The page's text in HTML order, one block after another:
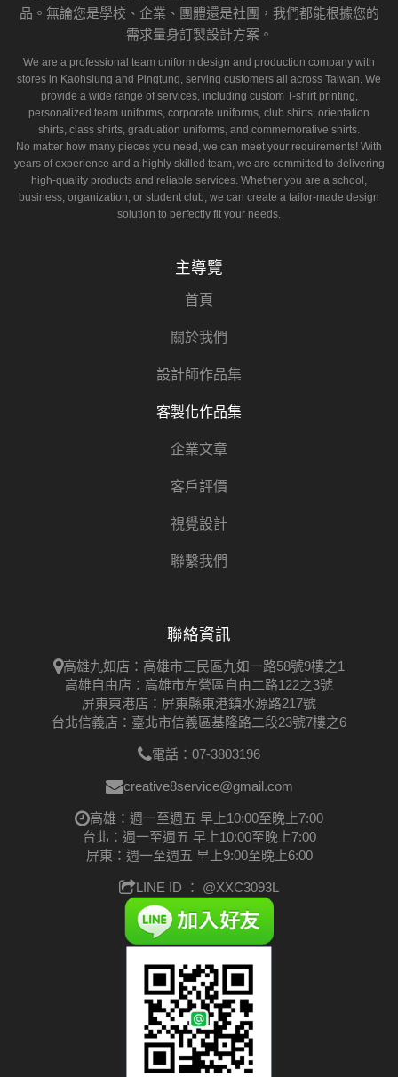
品。無論您是學校、企業、團體還是社團，我們都能根據您的
需求量身訂製設計方案。
We are a professional team uniform design and production company with
stores in Kaohsiung and Pingtung, serving customers all across Taiwan. We
provide a wide range of services, including custom T-shirt printing,
personalized team uniforms, corporate uniforms, club shirts, orientation
shirts, class shirts, graduation uniforms, and commemorative shirts.
No matter how many pieces you need, we can meet your requirements! With
years of experience and a highly skilled team, we are committed to delivering
high-quality products and reliable services. Whether you are a school,
business, organization, or student club, we can create a tailor-made design
solution to perfectly fit your needs.
主導覽
首頁
關於我們
設計師作品集
客製化作品集
企業文章
客戶評價
視覺設計
聯繫我們
聯絡資訊
高雄九如店：高雄市三民區九如一路58號9樓之1
高雄自由店：高雄市左營區自由二路122之3號
屏東東港店：屏東縣東港鎮水源路217號
台北信義店：臺北市信義區基隆路二段23號7樓之6
電話：07-3803196
creative8service@gmail.com
高雄：週一至週五 早上10:00至晚上7:00
台北：週一至週五 早上10:00至晚上7:00
屏東：週一至週五 早上9:00至晚上6:00
LINE ID ： @XXC3093L